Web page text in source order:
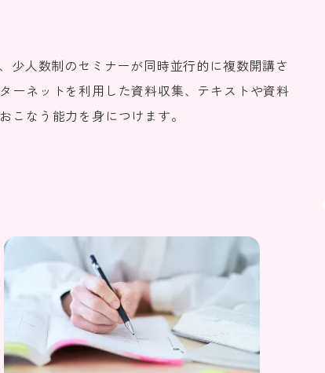
少人数制のセミナーが同時並行的に複数開講さ
ーネットを利用した資料収集、テキストや資料
なう能力を身につけます。